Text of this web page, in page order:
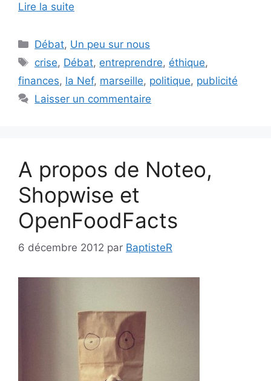
Lire la suite
Catégories
Débat, Un peu sur nous
Étiquettes
crise, Débat, entreprendre, éthique,
finances, la Nef, marseille, politique, publicité
Laisser un commentaire
A propos de Noteo,
Shopwise et
OpenFoodFacts
6 décembre 2012 par BaptisteR